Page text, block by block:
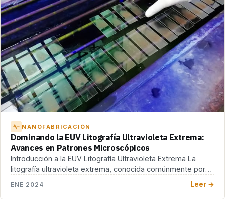
NANOFABRICACIÓN
Dominando la EUV Litografía Ultravioleta Extrema:
Avances en Patrones Microscópicos
Introducción a la EUV Litografía Ultravioleta Extrema La
litografía ultravioleta extrema, conocida comúnmente por
ENE 2024 Leer →